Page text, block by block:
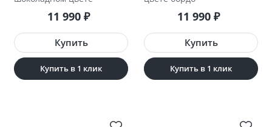
11 990 ₽
Купить в 1 клик
11 990 ₽
Купить в 1 клик